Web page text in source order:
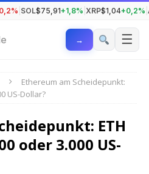
SOL$75,91+1,8% XRP$1,04+0,2%
→ ☰
Ethereum am Scheidepunkt:
US-Dollar?
ETH
oder 3.000 US-